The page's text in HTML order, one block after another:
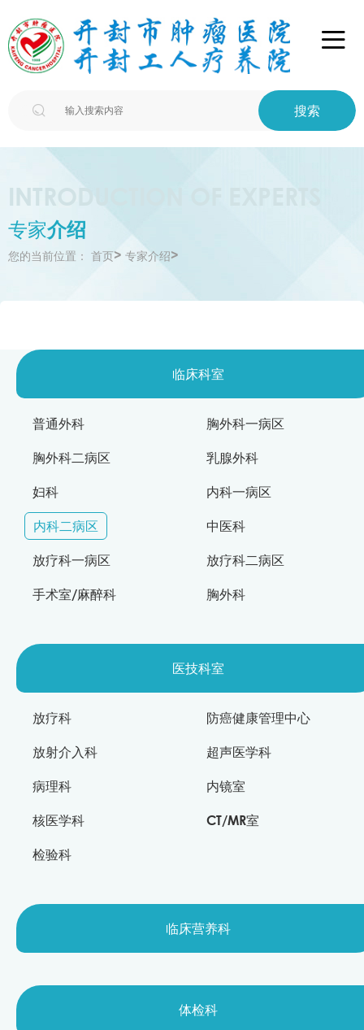

 搜索
INTRODUCTION OF EXPERTS
专家介绍
您的当前位置： 首页> 专家介绍>
临床科室
普通外科 胸外科一病区
胸外科二病区 乳腺外科
妇科 内科一病区
内科二病区 中医科
放疗科一病区 放疗科二病区
手术室/麻醉科 胸外科
医技科室
放疗科 防癌健康管理中心
放射介入科 超声医学科
病理科 内镜室
核医学科 CT/MR室
检验科
临床营养科
体检科